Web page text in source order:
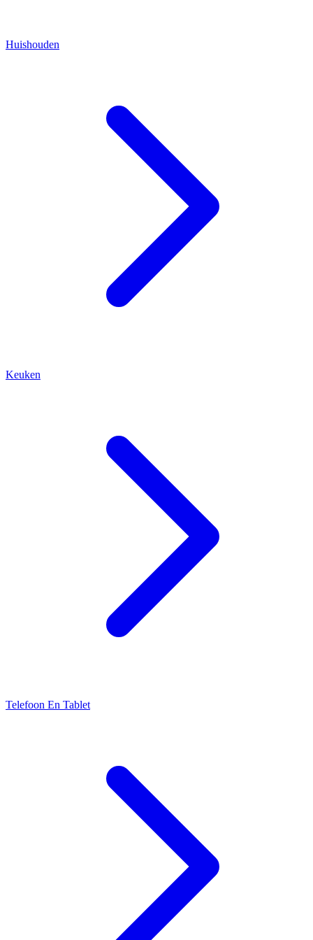
Huishouden
Keuken
Telefoon En Tablet